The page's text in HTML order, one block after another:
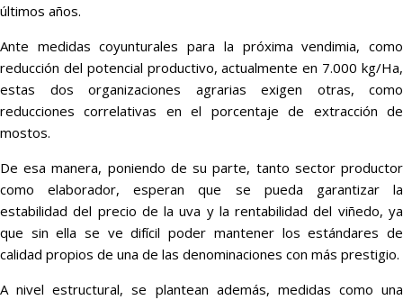
últimos años.
Ante medidas coyunturales para la próxima vendimia, como
reducción del potencial productivo, actualmente en 7.000 kg/Ha,
estas dos organizaciones agrarias exigen otras, como
reducciones correlativas en el porcentaje de extracción de
mostos.
De esa manera, poniendo de su parte, tanto sector productor
como elaborador, esperan que se pueda garantizar la
estabilidad del precio de la uva y la rentabilidad del viñedo, ya
que sin ella se ve difícil poder mantener los estándares de
calidad propios de una de las denominaciones con más prestigio.
A nivel estructural, se plantean además, medidas como una